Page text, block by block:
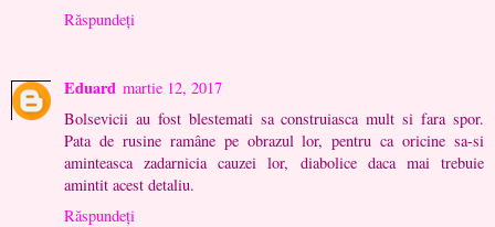
Răspundeți
Eduard martie 12, 2017
Bolsevicii au fost blestemati sa construiasca mult si fara spor.
Pata de rusine ramâne pe obrazul lor, pentru ca oricine sa-si
aminteasca zadarnicia cauzei lor, diabolice daca mai trebuie
amintit acest detaliu.
Răspundeți